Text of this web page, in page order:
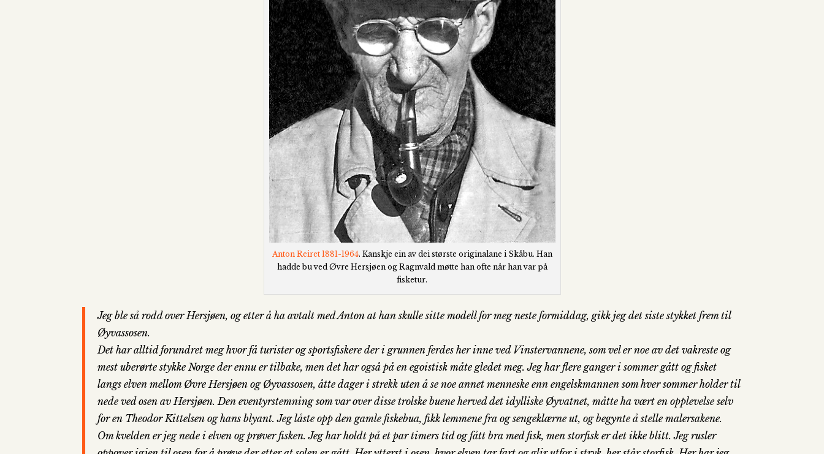
Anton Reiret 1881-1964. Kanskje ein av dei største originalane i Skåbu. Han
hadde bu ved Øvre Hersjøen og Ragnvald møtte han ofte når han var på
fisketur.
Jeg ble så rodd over Hersjøen, og etter å ha avtalt med Anton at han skulle sitte modell for meg neste formiddag, gikk jeg det siste stykket frem til
Øyvassosen.
Det har alltid forundret meg hvor få turister og sportsfiskere der i grunnen ferdes her inne ved Vinstervannene, som vel er noe av det vakreste og
mest uberørte stykke Norge der ennu er tilbake, men det har også på en egoistisk måte gledet meg. Jeg har flere ganger i sommer gått og fisket
langs elven mellom Øvre Hersjøen og Øyvassosen, åtte dager i strekk uten å se noe annet menneske enn engelskmannen som hver sommer holder til
nede ved osen av Hersjøen. Den eventyrstemning som var over disse trolske buene herved det idylliske Øyvatnet, måtte ha vært en opplevelse selv
for en Theodor Kittelsen og hans blyant. Jeg låste opp den gamle fiskebua, fikk lemmene fra og sengeklærne ut, og begynte å stelle malersakene.
Om kvelden er jeg nede i elven og prøver fisken. Jeg har holdt på et par timers tid og fått bra med fisk, men storfisk er det ikke blitt. Jeg rusler